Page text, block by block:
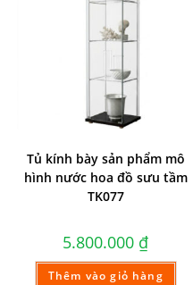
Tủ kính bày sản phẩm mô
hình nước hoa đồ sưu tầm
TK077
5.800.000 ₫
Thêm vào giỏ hàng